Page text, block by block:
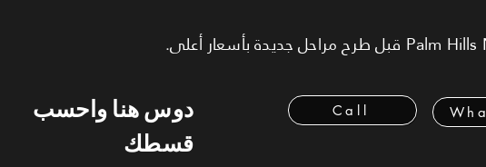
دوس هنا واحسب
قسطك
Call